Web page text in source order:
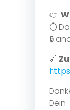
👉
⏱
🔒
🔗
Dein